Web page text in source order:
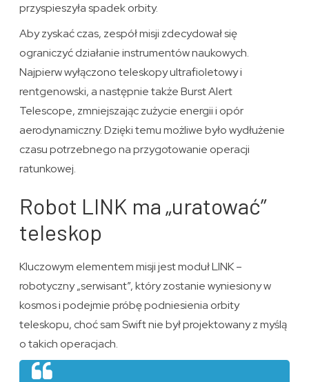
przyspieszyła spadek orbity.
Aby zyskać czas, zespół misji zdecydował się
ograniczyć działanie instrumentów naukowych.
Najpierw wyłączono teleskopy ultrafioletowy i
rentgenowski, a następnie także Burst Alert
Telescope, zmniejszając zużycie energii i opór
aerodynamiczny. Dzięki temu możliwe było wydłużenie
czasu potrzebnego na przygotowanie operacji
ratunkowej.
Robot LINK ma „uratować”
teleskop
Kluczowym elementem misji jest moduł LINK –
robotyczny „serwisant”, który zostanie wyniesiony w
kosmos i podejmie próbę podniesienia orbity
teleskopu, choć sam Swift nie był projektowany z myślą
o takich operacjach.